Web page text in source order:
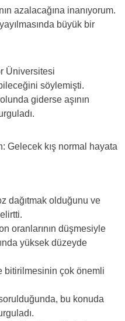
azalacağına inanıyorum.
büyük bir
Üniversitesi
söylemişti.
giderse aşının
dağıtmak olduğunu ve
oranlarının düşmesiyle
yüksek düzeyde
bitirilmesinin çok önemli
bu konuda